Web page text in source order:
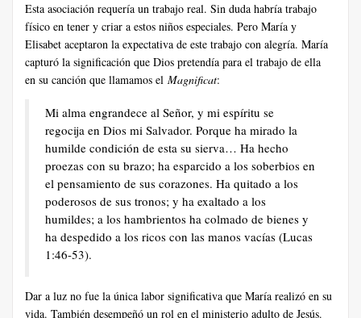
Esta asociación requería un trabajo real. Sin duda habría trabajo
físico en tener y criar a estos niños especiales. Pero María y
Elisabet aceptaron la expectativa de este trabajo con alegría. María
capturó la significación que Dios pretendía para el trabajo de ella
en su canción que llamamos el Magnificat:
Mi alma engrandece al Señor, y mi espíritu se
regocija en Dios mi Salvador. Porque ha mirado la
humilde condición de esta su sierva… Ha hecho
proezas con su brazo; ha esparcido a los soberbios en
el pensamiento de sus corazones. Ha quitado a los
poderosos de sus tronos; y ha exaltado a los
humildes; a los hambrientos ha colmado de bienes y
ha despedido a los ricos con las manos vacías (Lucas
1:46-53).
Dar a luz no fue la única labor significativa que María realizó en su
vida. También desempeñó un rol en el ministerio adulto de Jesús.